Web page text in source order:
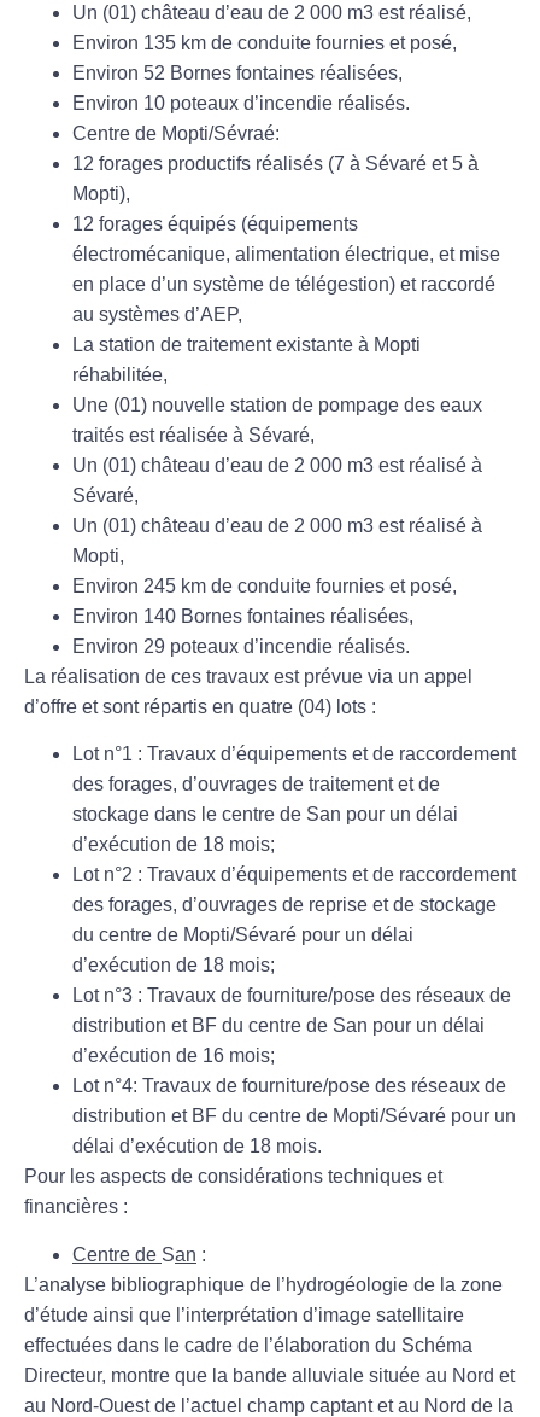
Un (01) château d’eau de 2 000 m3 est réalisé,
Environ 135 km de conduite fournies et posé,
Environ 52 Bornes fontaines réalisées,
Environ 10 poteaux d’incendie réalisés.
Centre de Mopti/Sévraé:
12 forages productifs réalisés (7 à Sévaré et 5 à
Mopti),
12 forages équipés (équipements
électromécanique, alimentation électrique, et mise
en place d’un système de télégestion) et raccordé
au systèmes d’AEP,
La station de traitement existante à Mopti
réhabilitée,
Une (01) nouvelle station de pompage des eaux
traités est réalisée à Sévaré,
Un (01) château d’eau de 2 000 m3 est réalisé à
Sévaré,
Un (01) château d’eau de 2 000 m3 est réalisé à
Mopti,
Environ 245 km de conduite fournies et posé,
Environ 140 Bornes fontaines réalisées,
Environ 29 poteaux d’incendie réalisés.
La réalisation de ces travaux est prévue via un appel
d’offre et sont répartis en quatre (04) lots :
Lot n°1 : Travaux d’équipements et de raccordement
des forages, d’ouvrages de traitement et de
stockage dans le centre de San pour un délai
d’exécution de 18 mois;
Lot n°2 : Travaux d’équipements et de raccordement
des forages, d’ouvrages de reprise et de stockage
du centre de Mopti/Sévaré pour un délai
d’exécution de 18 mois;
Lot n°3 : Travaux de fourniture/pose des réseaux de
distribution et BF du centre de San pour un délai
d’exécution de 16 mois;
Lot n°4: Travaux de fourniture/pose des réseaux de
distribution et BF du centre de Mopti/Sévaré pour un
délai d’exécution de 18 mois.
Pour les aspects de considérations techniques et
financières :
Centre de San :
L’analyse bibliographique de l’hydrogéologie de la zone
d’étude ainsi que l’interprétation d’image satellitaire
effectuées dans le cadre de l’élaboration du Schéma
Directeur, montre que la bande alluviale située au Nord et
au Nord-Ouest de l’actuel champ captant et au Nord de la